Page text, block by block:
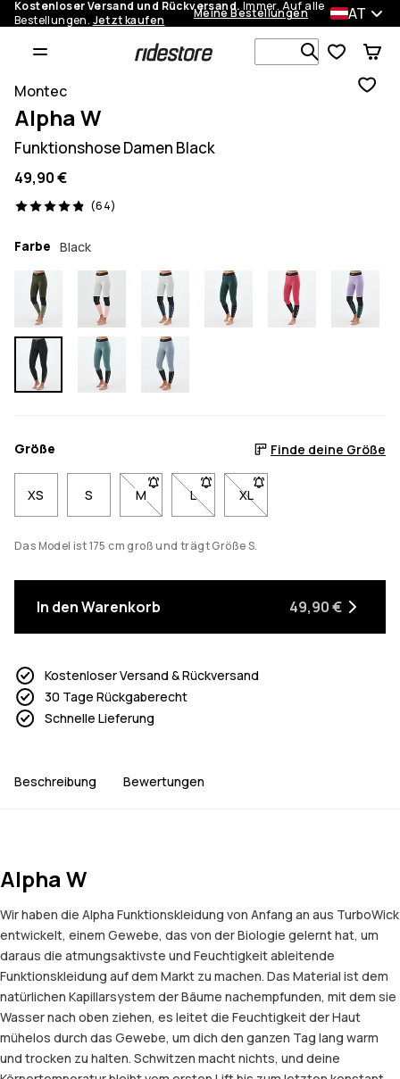
Kostenloser Versand und Rückversand. Immer. Auf alle
Bestellungen. Jetzt kaufen Meine Bestellungen AT
Montec
Alpha W
Funktionshose Damen Black
49,90 €
(64)
64 Reviews, 4.9/5
Farbe Black
Größe Finde deine Größe
XS S M- Größe M nicht verfügbar. Klicke, um
L- Größe L nicht verfügbar. Klicke,
XL- Größe XL nicht
Das Model ist 175 cm groß und trägt Größe S.
In den Warenkorb 49,90 €
Kostenloser Versand & Rückversand
30 Tage Rückgaberecht
Schnelle Lieferung
Beschreibung Bewertungen
Alpha W
Wir haben die Alpha Funktionskleidung von Anfang an aus TurboWick
entwickelt, einem Gewebe, das von der Biologie gelernt hat, um
daraus die atmungsaktivste und Feuchtigkeit ableitende
Funktionskleidung auf dem Markt zu machen. Das Material ist dem
natürlichen Kapillarsystem der Bäume nachempfunden, mit dem sie
Wasser nach oben ziehen, es leitet die Feuchtigkeit der Haut
mühelos durch das Gewebe, um dich den ganzen Tag lang warm
und trocken zu halten. Schwitzen macht nichts, und deine